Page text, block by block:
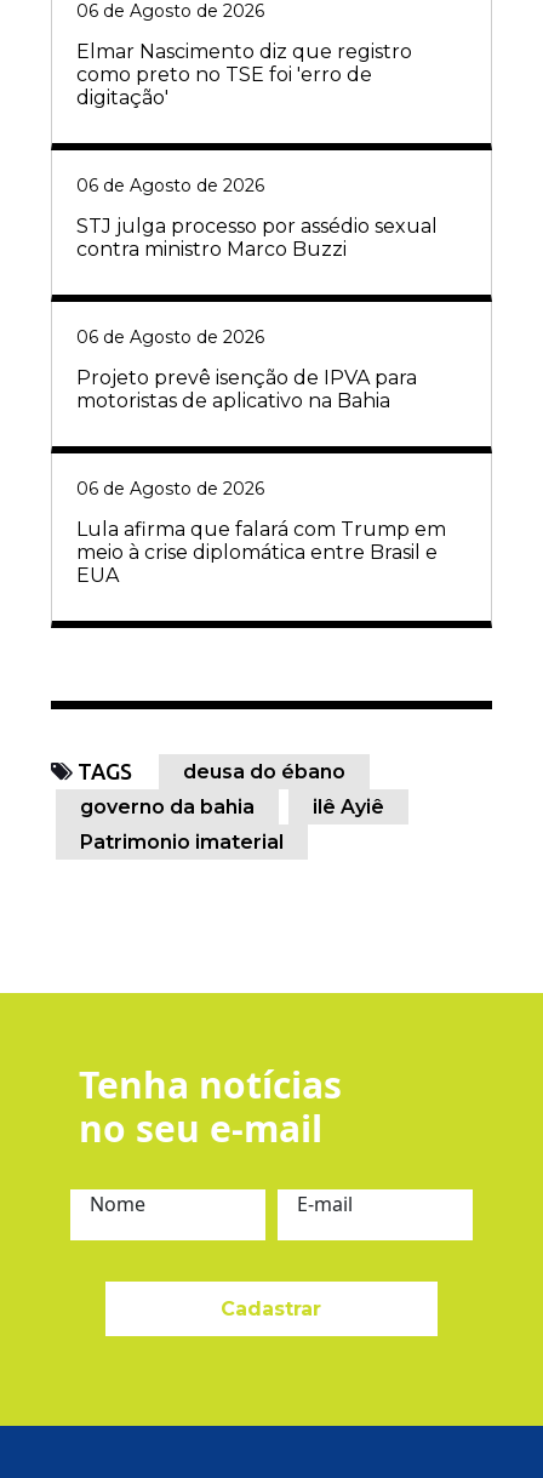
06 de Agosto de 2026
Elmar Nascimento diz que registro
como preto no TSE foi 'erro de
digitação'
06 de Agosto de 2026
STJ julga processo por assédio sexual
contra ministro Marco Buzzi
06 de Agosto de 2026
Projeto prevê isenção de IPVA para
motoristas de aplicativo na Bahia
06 de Agosto de 2026
Lula afirma que falará com Trump em
meio à crise diplomática entre Brasil e
EUA
TAGS
deusa do ébano
governo da bahia
ilê Ayiê
Patrimonio imaterial
Tenha notícias
no seu e-mail
Nome E-mail
Cadastrar